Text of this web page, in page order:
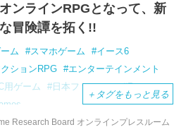
ンラインRPGとなって、新
冒険譚を拓く!!
ム スマホゲーム
イース6
ションRPG
エンターテインメント
用ゲーム
日本ファルコム
Restar
＋ タグをもっと見る
Research Board オンラインプレスルーム